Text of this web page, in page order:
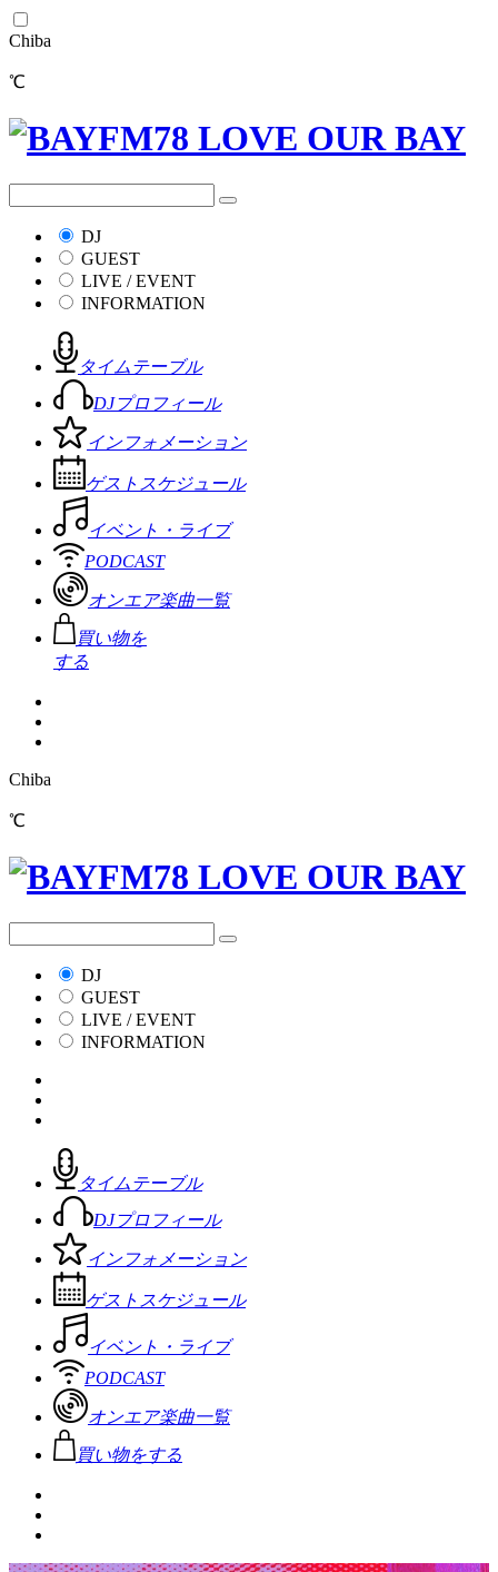
Chiba
℃
DJ
GUEST
LIVE / EVENT
INFORMATION
タイムテーブル
DJプロフィール
インフォメーション
ゲストスケジュール
イベント・ライブ
PODCAST
オンエア楽曲一覧
買い物を
する
Chiba
℃
DJ
GUEST
LIVE / EVENT
INFORMATION
タイムテーブル
DJプロフィール
インフォメーション
ゲストスケジュール
イベント・ライブ
PODCAST
オンエア楽曲一覧
買い物をする